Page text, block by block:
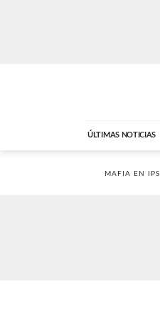
ÚLTIMAS NOTICIAS
MAFIA EN IPS